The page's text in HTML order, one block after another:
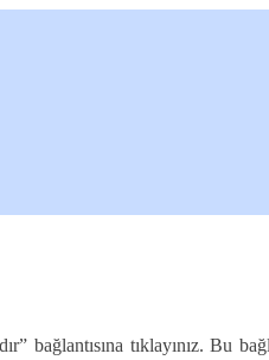
tıklayınız. Bu